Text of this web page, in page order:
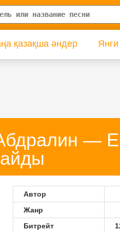
қазақша әндер
—
Автор
Жанр
Битрейт